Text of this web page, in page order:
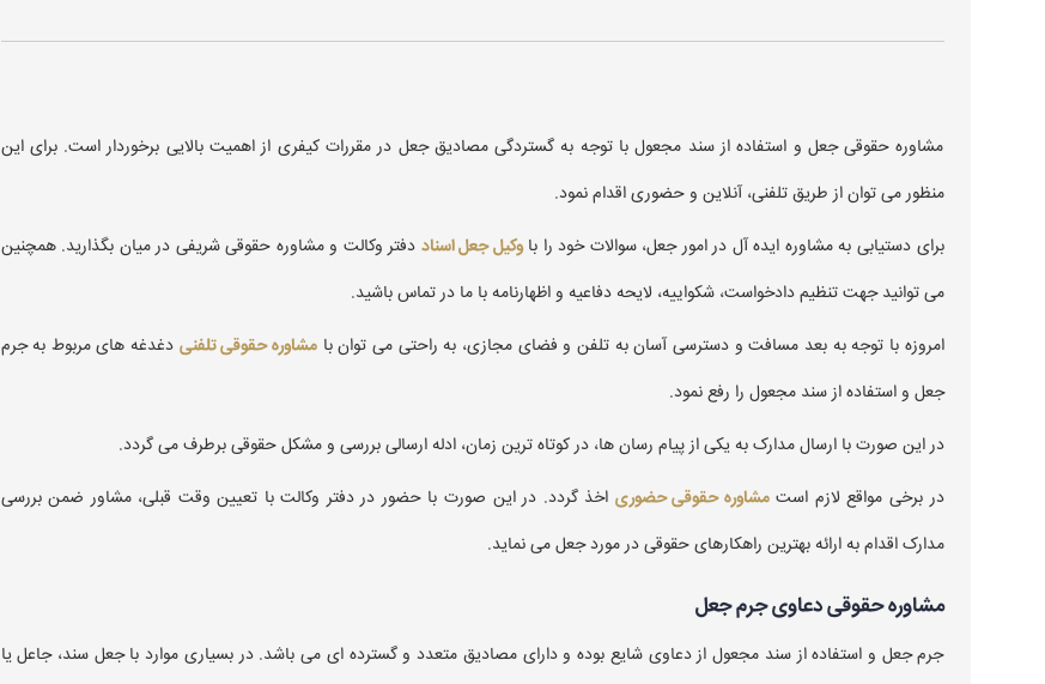
مشاوره حقوقی جعل و استفاده از سند مجعول با توجه به گستردگی مصادیق جعل در مقررات کیفری از اهمیت بالایی برخوردار است‌. برای این
منظور می توان از طریق تلفنی، آنلاین و حضوری اقدام نمود.
برای دستیابی به مشاوره ایده آل در امور جعل، سوالات خود را باوکیل جعل اسناد دفتر وکالت و مشاوره حقوقی شریفی در میان بگذارید. همچنین
می توانید جهت تنظیم دادخواست، شکواییه، لایحه دفاعیه و اظهارنامه با ما در تماس باشید.
امروزه با توجه به بعد مسافت و دسترسی آسان به تلفن و فضای مجازی، به راحتی می توان با مشاوره حقوقی تلفنی دغدغه های مربوط به جرم
جعل و استفاده از سند مجعول را رفع نمود.
در این صورت با ارسال مدارک به یکی از پیام رسان ها، در کوتاه ترین زمان، ادله ارسالی بررسی و مشکل حقوقی برطرف می گردد.
در برخی مواقع لازم استمشاوره حقوقی حضوری اخذ گردد. در این صورت با حضور در دفتر وکالت با تعیین وقت قبلی، مشاور ضمن بررسی
مدارک اقدام به ارائه بهترین راهکارهای حقوقی در مورد جعل می نماید.
مشاوره حقوقی دعاوی جرم جعل
جرم جعل و استفاده از سند مجعول از دعاوی شایع بوده و دارای مصادیق متعدد و گسترده ای می باشد. در بسیاری موارد با جعل سند، جاعل یا